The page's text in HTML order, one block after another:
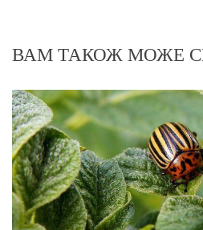
ВАМ ТАКОЖ МОЖЕ